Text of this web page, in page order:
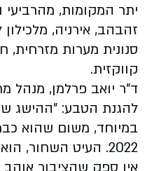
יתר המקומות, מהרביעי
זהבהב, אירניה, מלכילון
סנונית מערות מזרחית,
קווקזית.
ד"ר יואב פרלמן, מנהל
להגנת הטבע: "ההישג
במיוחד, משום שהוא
2022. העיט השחור,
אין ספק שהציבור אוהב